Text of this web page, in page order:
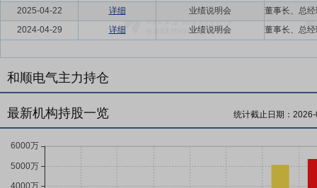
2025-04-22
详细
业绩说明会
2024-04-29
详细 业绩说明会
和顺电气主力持仓
最新机构持股一览 统计截止日期：